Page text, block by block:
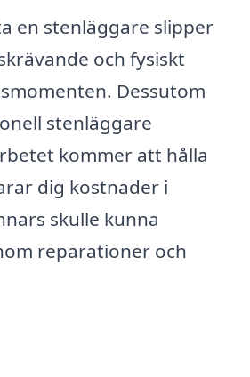
en stenläggare slipper
och fysiskt
Dessutom
stenläggare
kommer att hålla
dig kostnader i
skulle kunna
reparationer och